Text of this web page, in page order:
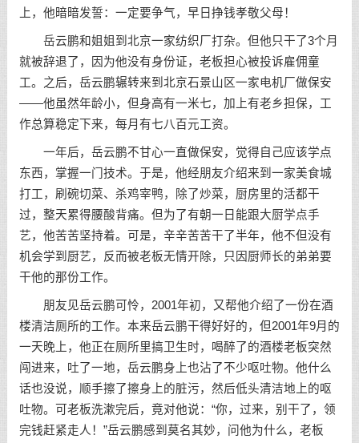
上，他暗暗发誓：一定要争气，早日挣钱孝敬父母！
岳云鹏和姐姐到北京一家纺织厂打杂。但他只干了3个月
就被辞退了，因为他没有身份证，老板担心被投诉雇佣童
工。之后，岳云鹏辗转来到北京石景山区一家电机厂做保安
——他虽然年龄小，但身高有一米七，加上有老乡担保，工
作总算稳定下来，每月有七八百元工资。
一年后，岳云鹏不甘心一直做保安，觉得自己应该学点
东西，掌握一门技术。于是，他经朋友介绍来到一家美食城
打工，刷碗切菜、杀鸡宰鸭，除了炒菜，厨房里的活都干
过，整天累得腰酸背痛。但为了有朝一日能跟大厨学点手
艺，他苦苦坚持着。可是，辛辛苦苦干了半年，他不但没有
机会学到厨艺，反而被老板无情开除，只因厨师长的弟弟要
干他的那份工作。
朋友见岳云鹏可怜，2001年初，又帮他介绍了一份在酒
楼清洁厕所的工作。本来岳云鹏干得好好的，但2001年9月的
一天晚上，他正在厕所里搞卫生时，喝醉了的酒楼老板突然
闯进来，吐了一地，岳云鹏身上也沾了不少呕吐物。他什么
话也没说，顺手擦了擦身上的脏污，然后低头清洁地上的呕
吐物。可老板洗漱完后，竟对他说：“你，过来，别干了，领
完钱赶紧走人！”岳云鹏感到莫名其妙，问他为什么，老板